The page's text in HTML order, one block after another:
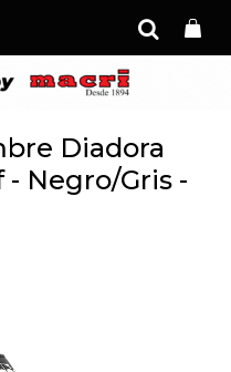
Diadora
Negro/Gris -